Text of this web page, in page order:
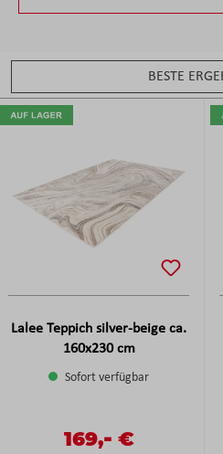
Lalee Teppich silver-beige ca.
160x230 cm
Sofort verfügbar
Regulärer Preis:
Verkaufspreis:
169,- €